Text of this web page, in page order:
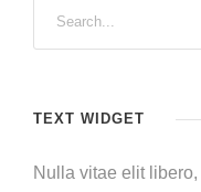
TEXT WIDGET
Nulla vitae elit